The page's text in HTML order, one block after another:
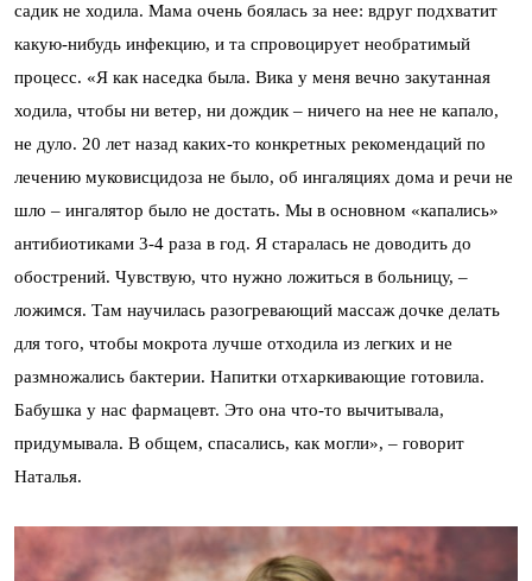
садик не ходила. Мама очень боялась за нее: вдруг подхватит
какую-нибудь инфекцию, и та спровоцирует необратимый
процесс. «Я как наседка была. Вика у меня вечно закутанная
ходила, чтобы ни ветер, ни дождик – ничего на нее не капало,
не дуло. 20 лет назад каких-то конкретных рекомендаций по
лечению муковисцидоза не было, об ингаляциях дома и речи не
шло – ингалятор было не достать. Мы в основном «капались»
антибиотиками 3-4 раза в год. Я старалась не доводить до
обострений. Чувствую, что нужно ложиться в больницу, –
ложимся. Там научилась разогревающий массаж дочке делать
для того, чтобы мокрота лучше отходила из легких и не
размножались бактерии. Напитки отхаркивающие готовила.
Бабушка у нас фармацевт. Это она что-то вычитывала,
придумывала. В общем, спасались, как могли», – говорит
Наталья.